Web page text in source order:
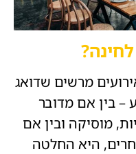
מרשים שדואג
– בין אם מדובר
מוסיקה ובין אם
היא החלטה